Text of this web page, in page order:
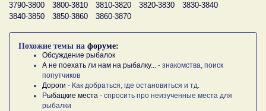
3790-3800
3800-3810 3810-3820 3820-3830
3830-3840
3840-3850
3850-3860 3860-3870
Похожие темы на форуме:
Обсуждение рыбалок
А не поехать ли нам на рыбалку... - знакомства, поиск
попутчиков
Дороги - Как добраться, где остановиться и тд.
Рыбацкие места - спросить про неизученные места для
рыбалки